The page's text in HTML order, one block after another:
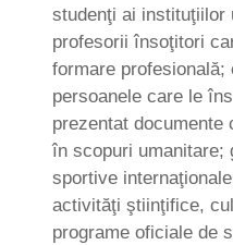
studenţi ai
profesorii însoţitori
formare profesională;
persoanele care le
prezentat
în scopuri umanitare;
sportive
activităţi ştiinţifice,
programe oficiale de